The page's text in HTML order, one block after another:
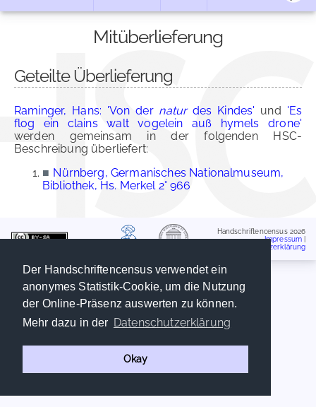
Der Handschriftencensus verwendet ein
anonymes Statistik-Cookie, um die Nutzung
der Online-Präsenz auswerten zu können.
Mehr dazu in der Datenschutzerklärung
Okay
Mitüberlieferung
Geteilte Überlieferung
Raminger, Hans: 'Von der naturdes Kindes' und 'Es
flog ein clains walt vogelein auß hymels drone'
werden gemeinsam in der folgenden HSC-
Beschreibung überliefert:
■ Nürnberg, Germanisches Nationalmuseum,
Bibliothek, Hs. Merkel 2° 966
Handschriftencensus 2026
Impressum
Datenschutzerklärung